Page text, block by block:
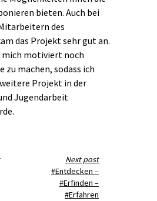
bieten. Auch bei
des
das Projekt sehr gut an.
mich motiviert noch
zu machen, sodass ich
Projekt in der
Jugendarbeit
Next post
#Entdecken –
#Erfinden –
#Erfahren